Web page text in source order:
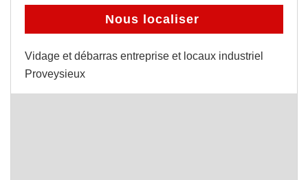
Nous localiser
Vidage et débarras entreprise et locaux industriel
Proveysieux